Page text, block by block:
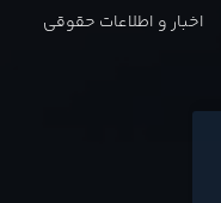
اخبار و اطلاعات حقوقی